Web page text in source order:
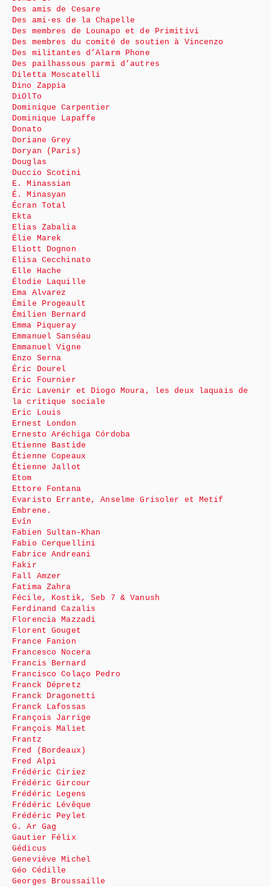
Des amis de Cesare
Des ami·es de la Chapelle
Des membres de Lounapo et de Primitivi
Des membres du comité de soutien à Vincenzo
Des militantes d’Alarm Phone
Des pailhassous parmi d’autres
Diletta Moscatelli
Dino Zappia
DiOlTo
Dominique Carpentier
Dominique Lapaffe
Donato
Doriane Grey
Doryan (Paris)
Douglas
Duccio Scotini
E. Minassian
É. Minasyan
Écran Total
Ekta
Elias Zabalia
Élie Marek
Eliott Dognon
Elisa Cecchinato
Elle Hache
Élodie Laquille
Ema Alvarez
Émile Progeault
Émilien Bernard
Emma Piqueray
Emmanuel Sanséau
Emmanuel Vigne
Enzo Serna
Éric Dourel
Eric Fournier
Éric Lavenir et Diogo Moura, les deux laquais de
la critique sociale
Eric Louis
Ernest London
Ernesto Aréchiga Córdoba
Etienne Bastide
Étienne Copeaux
Étienne Jallot
Etom
Ettore Fontana
Evaristo Errante, Anselme Grisoler et Metif
Embrene.
Evîn
Fabien Sultan-Khan
Fabio Cerquellini
Fabrice Andreani
Fakir
Fall Amzer
Fatima Zahra
Fécile, Kostik, Seb 7 & Vanush
Ferdinand Cazalis
Florencia Mazzadi
Florent Gouget
France Fanion
Francesco Nocera
Francis Bernard
Francisco Colaço Pedro
Franck Dépretz
Franck Dragonetti
Franck Lafossas
François Jarrige
François Maliet
Frantz
Fred (Bordeaux)
Fred Alpi
Frédéric Ciriez
Frédéric Gircour
Frédéric Legens
Frédéric Lévêque
Frédéric Peylet
G. Ar Gag
Gautier Félix
Gédicus
Geneviève Michel
Géo Cédille
Georges Broussaille